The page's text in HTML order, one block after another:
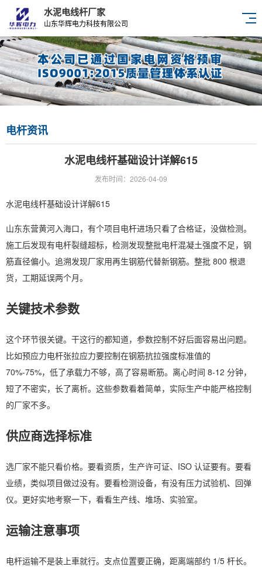
水泥电线杆厂家
山东华辉电力科技有限公司
电杆资讯
水泥电线杆基础设计详解615
发布时间：2026-04-09
水泥电线杆基础设计详解615
山东东营黄河入海口，有个项目电杆进场只看了合格证，没做检测。
施工后发现有电杆裂缝超标，检测发现整批电杆混凝土强度不足，钢
筋直径偏小。追溯发现厂家用再生钢筋代替新钢筋。整批 800 根退
货，工期延误两个月。
关键技术参数
这个环节很关键。干这行的都知道，参数控制不好后面容易出问题。
比如预应力电杆张拉应力要控制在钢筋抗拉强度标准值的
70%-75%，低了承载力不够，高了容易断筋。离心时间 8-12 分钟，
短了不密实，长了离析。这些参数看着简单，实际生产中能严格控制
的厂家不多。
供应商选择标准
选厂家不能只看价格。要看资质，生产许可证、ISO 认证要有。要看
业绩，类似项目做过没有。要看检测设备，有没有压力试验机、回弹
仪。更好实地考察一下，看看生产线、堆场、实验室。
运输注意事项
电杆运输不是装上車就行。支点位置要正确，距离端部约 1/5 杆长。